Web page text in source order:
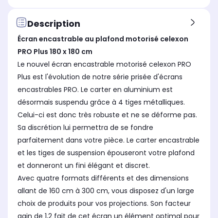
écran manuel
Installation au sol
Non
Non
Non
Installation au sol
Non
Oui
Fixation murale
Oui
Description
Écran encastrable au plafond motorisé celexon
PRO Plus 180 x 180 cm
Le nouvel écran encastrable motorisé celexon PRO
Plus est l'évolution de notre série prisée d'écrans
encastrables PRO. Le carter en aluminium est
désormais suspendu grâce à 4 tiges métalliques.
Celui-ci est donc très robuste et ne se déforme pas.
Sa discrétion lui permettra de se fondre
parfaitement dans votre pièce. Le carter encastrable
et les tiges de suspension épouseront votre plafond
et donneront un fini élégant et discret.
Avec quatre formats différents et des dimensions
allant de 160 cm à 300 cm, vous disposez d'un large
choix de produits pour vos projections. Son facteur